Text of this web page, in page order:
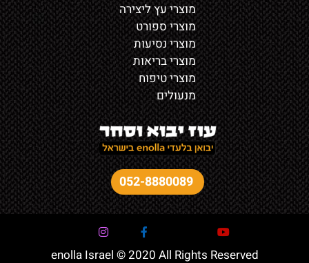
מוצרי עץ ליצירה
מוצרי ספורט
מוצרי נסיעות
מוצרי בריאות
מוצרי טיפוח
מנעולים
052-8880089
enolla Israel © 2020 All Rights Reserved